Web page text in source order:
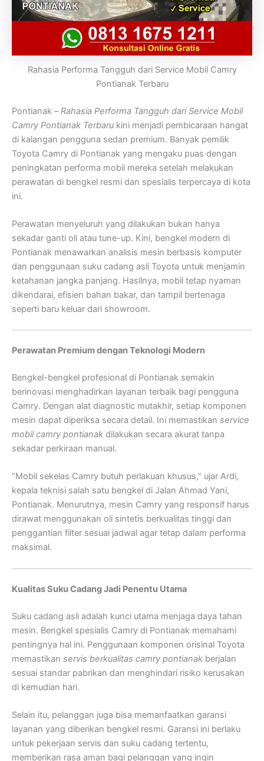
Rahasia Performa Tangguh dari Service Mobil Camry
Pontianak Terbaru
Pontianak –Rahasia Performa Tangguh dari Service Mobil
Camry Pontianak Terbaru kini menjadi pembicaraan hangat
di kalangan pengguna sedan premium. Banyak pemilik
Toyota Camry di Pontianak yang mengaku puas dengan
peningkatan performa mobil mereka setelah melakukan
perawatan di bengkel resmi dan spesialis terpercaya di kota
ini.
Perawatan menyeluruh yang dilakukan bukan hanya
sekadar ganti oli atau tune-up. Kini, bengkel modern di
Pontianak menawarkan analisis mesin berbasis komputer
dan penggunaan suku cadang asli Toyota untuk menjamin
ketahanan jangka panjang. Hasilnya, mobil tetap nyaman
dikendarai, efisien bahan bakar, dan tampil bertenaga
seperti baru keluar dari showroom.
Perawatan Premium dengan Teknologi Modern
Bengkel-bengkel profesional di Pontianak semakin
berinovasi menghadirkan layanan terbaik bagi pengguna
Camry. Dengan alat diagnostic mutakhir, setiap komponen
mesin dapat diperiksa secara detail. Ini memastikan service
mobil camry pontianak dilakukan secara akurat tanpa
sekadar perkiraan manual.
“Mobil sekelas Camry butuh perlakuan khusus,” ujar Ardi,
kepala teknisi salah satu bengkel di Jalan Ahmad Yani,
Pontianak. Menurutnya, mesin Camry yang responsif harus
dirawat menggunakan oli sintetis berkualitas tinggi dan
penggantian filter sesuai jadwal agar tetap dalam performa
maksimal.
Kualitas Suku Cadang Jadi Penentu Utama
Suku cadang asli adalah kunci utama menjaga daya tahan
mesin. Bengkel spesialis Camry di Pontianak memahami
pentingnya hal ini. Penggunaan komponen orisinal Toyota
memastikan servis berkualitas camry pontianak berjalan
sesuai standar pabrikan dan menghindari risiko kerusakan
di kemudian hari.
Selain itu, pelanggan juga bisa memanfaatkan garansi
layanan yang diberikan bengkel resmi. Garansi ini berlaku
untuk pekerjaan servis dan suku cadang tertentu,
memberikan rasa aman bagi pelanggan yang ingin